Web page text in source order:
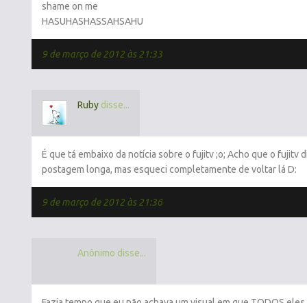
shame on me
HASUHASHASSAHSAHU
9 de março de 2012 às 21:33
Ruby disse...
É que tá embaixo da notícia sobre o fujitv ;o; Acho que o fujitv
postagem longa, mas esqueci completamente de voltar lá D:
9 de março de 2012 às 21:36
Anônimo disse...